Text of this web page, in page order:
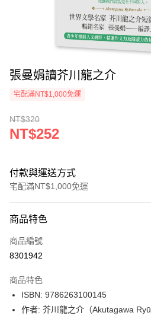
張曼娟讀芥川龍之介
宅配滿NT$1,000免運
NT$320
NT$252
付款與運送方式
宅配滿NT$1,000免運
icash Pay
信用卡一次付款
LINE Pay
Apple Pay
商品特色
商品編號
8301942
商品特色
ISBN: 9786263100145
作者: 芥川龍之介（Akutagawa